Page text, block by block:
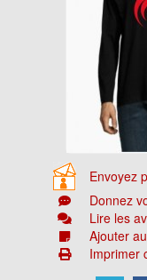
Envoyez
Donnez
Lire les
Ajouter
Imprimer